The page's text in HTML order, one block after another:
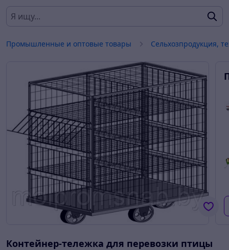
Промышленные и оптовые товары Сельхозпродукция,
Контейнер-тележка для перевозки птицы